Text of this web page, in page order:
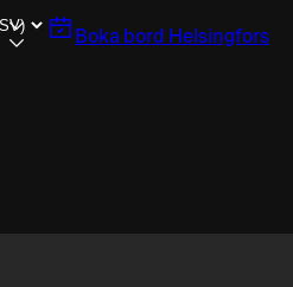
Boka bord Helsingfors